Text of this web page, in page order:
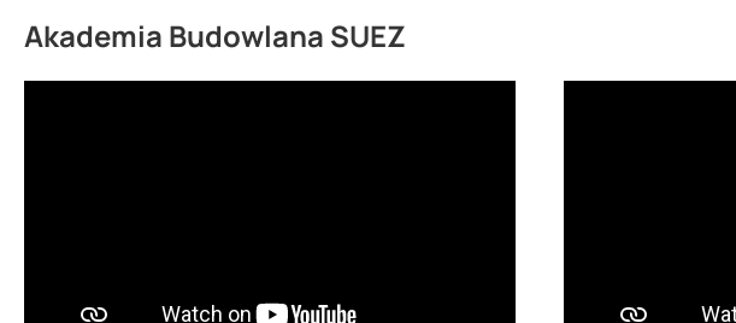
Akademia Budowlana SUEZ